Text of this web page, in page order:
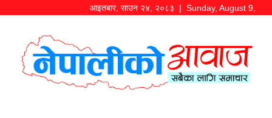
आइतबार, साउन २४, २०८३ | Sunday, August 9,
समाज/